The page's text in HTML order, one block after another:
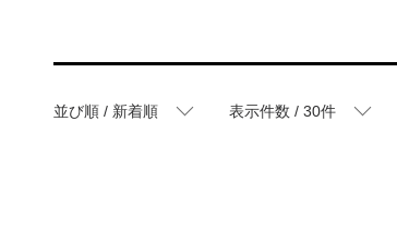
並び順 / 新着順 表示件数 / 30件